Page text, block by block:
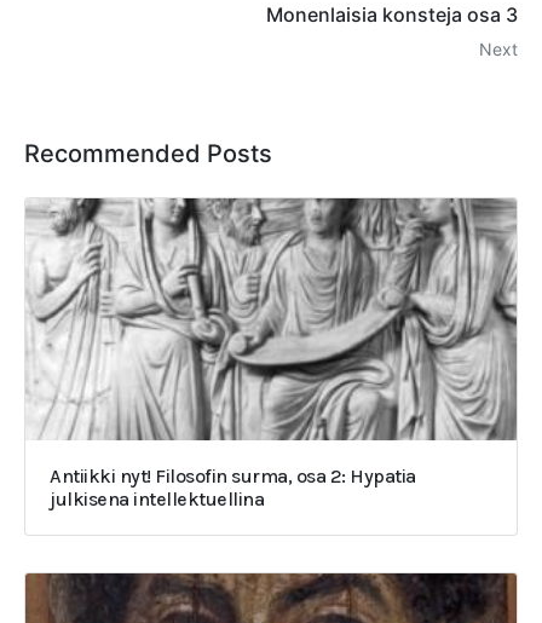
Monenlaisia konsteja osa 3
Next
Recommended Posts
Antiikki nyt! Filosofin surma, osa 2: Hypatia
julkisena intellektuellina